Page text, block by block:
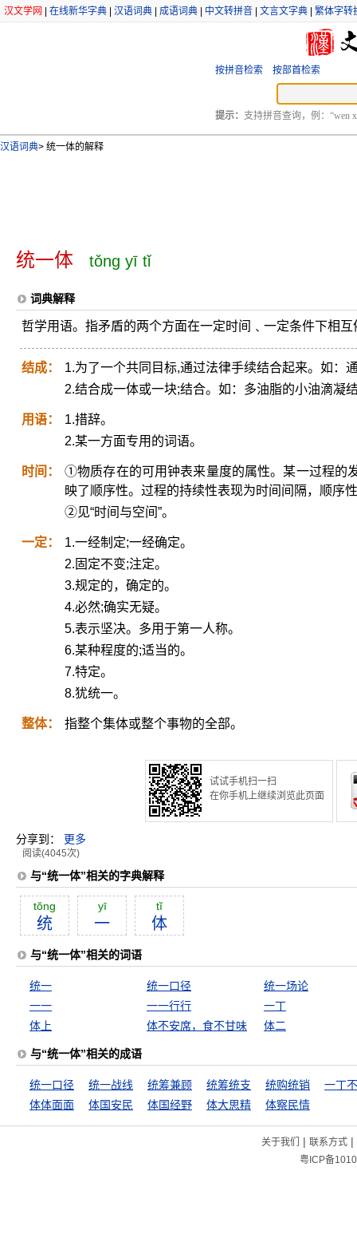
汉文学网 在线新华字典 汉语词典 成语词典 中文转拼音 文言文字典 繁体字转
按拼音检索 按部首检索
提示： 支持拼音查询，例：“wen
汉语词典> 统一体的解释
统一体 tǒng yī tǐ
词典解释
哲学用语。指矛盾的两个方面在一定时间﹑一定条件下相
结成：
1.为了一个共同目标,通过法律手续结合起来。如：
2.结合成一体或一块;结合。如：多油脂的小油滴凝
用语：
1.措辞。
2.某一方面专用的词语。
时间：
①物质存在的可用钟表来量度的属性。某一过程的
映了顺序性。过程的持续性表现为时间间隔，顺序
②见“时间与空间”。
一定：
1.一经制定;一经确定。
2.固定不变;注定。
3.规定的，确定的。
4.必然;确实无疑。
5.表示坚决。多用于第一人称。
6.某种程度的;适当的。
7.特定。
8.犹统一。
整体： 指整个集体或整个事物的全部。
试试手机扫一扫
在你手机上继续浏览此页面
分享到： 更多
阅读(4045次)
与“统一体”相关的字典解释
tŏng
统
yī
一
tĭ
体
与“统一体”相关的词语
统一 统一口径
统一场论
一一
一一行行
一丁
体上
体不安席，食不甘味 体二
与“统一体”相关的成语
统一口径 统一战线 统筹兼顾 统筹统支 统购统销
一丁
体体面面
体国安民 体国经野 体大思精 体察民情
关于我们 | 联系方式|
粤ICP备